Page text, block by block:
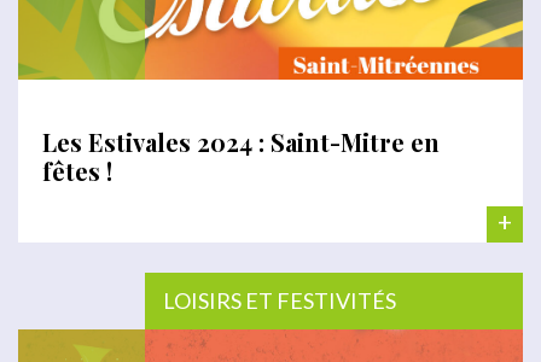
Les Estivales 2024 : Saint-Mitre en
fêtes !
+
LOISIRS ET FESTIVITÉS